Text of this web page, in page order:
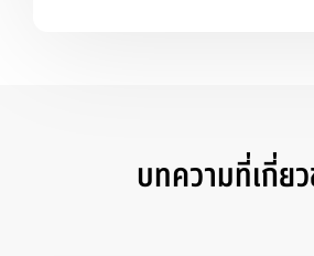
บทความที่เกี่ย